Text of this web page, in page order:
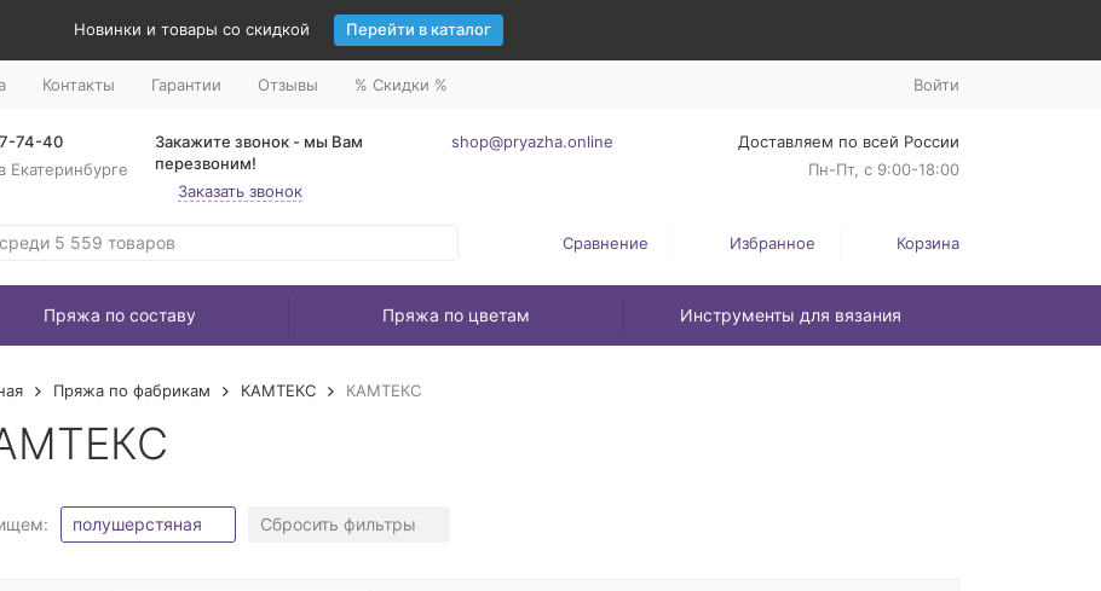
Новинки и товары со скидкой
Перейти в каталог
Контакты Гарантии Отзывы % Скидки % Войти
74-40
Екатеринбурге
Закажите звонок - мы Вам
перезвоним!
Заказать звонок
shop@pryazha.online
Доставляем по всей России
Пн-Пт, с 9:00-18:00
Сравнение Избранное Корзина
Пряжа по составу Пряжа по цветам Инструменты для вязания
Пряжа по фабрикам КАМТЕКС КАМТЕКС
полушерстяная Сбросить фильтры